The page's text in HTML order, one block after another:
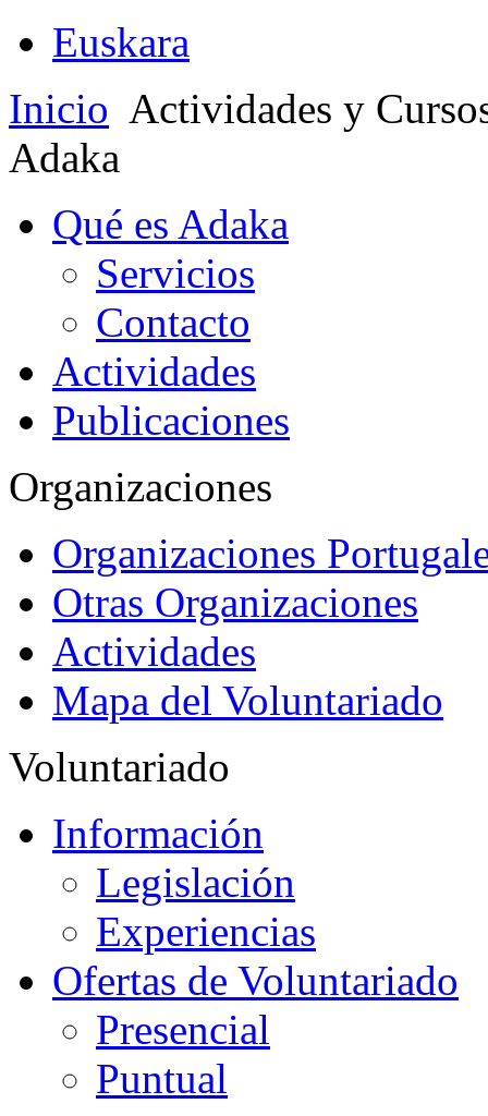
Euskara
Inicio Actividades y
Adaka
Qué es Adaka
Servicios
Contacto
Actividades
Publicaciones
Organizaciones
Organizaciones
Otras Organizaciones
Actividades
Mapa del Voluntariado
Voluntariado
Información
Legislación
Experiencias
Ofertas de Voluntariado
Presencial
Puntual